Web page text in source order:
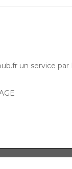
un service